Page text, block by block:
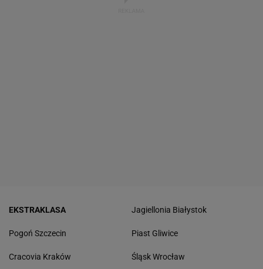
EKSTRAKLASA
Pogoń Szczecin
Cracovia Kraków
Jagiellonia Białystok
Piast Gliwice
Śląsk Wrocław